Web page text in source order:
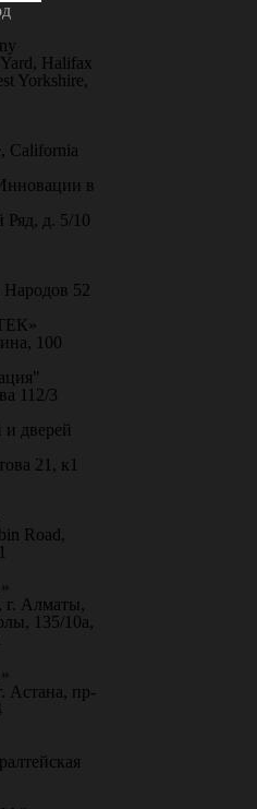
Halifax
Yorkshire,
California
в
Ряд, д. 5/10
52
100
112/3
дверей
21, к1
Road,
г. Алматы,
135/10а,
Астана, пр-